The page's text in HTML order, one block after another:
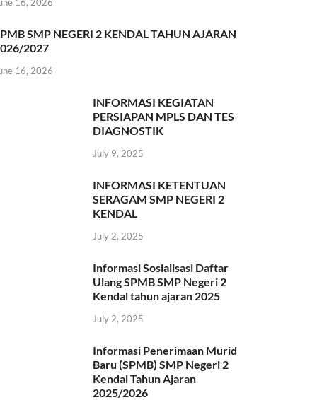
16, 2026
SMP NEGERI 2 KENDAL TAHUN AJARAN
2027
16, 2026
INFORMASI KEGIATAN
PERSIAPAN MPLS DAN TES
DIAGNOSTIK
July 9, 2025
INFORMASI KETENTUAN
SERAGAM SMP NEGERI 2
KENDAL
July 2, 2025
Informasi Sosialisasi Daftar
Ulang SPMB SMP Negeri 2
Kendal tahun ajaran 2025
July 2, 2025
Informasi Penerimaan Murid
Baru (SPMB) SMP Negeri 2
Kendal Tahun Ajaran
2025/2026